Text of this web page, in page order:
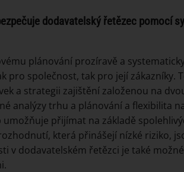
dodavatelský řetězec pomocí
plánování prozíravě a
pro společnost, tak pro její zákazníky.
a strategii zajištění založenou na
analýzy trhu a plánování a flexibilita
přijímat na základě
která přinášejí nízké riziko,
v dodavatelském řetězci je také